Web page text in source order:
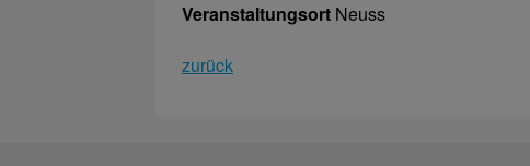
Veranstaltungsort Neuss
zurück